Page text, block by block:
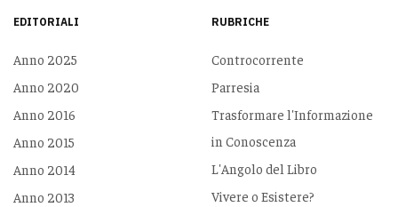
EDITORIALI
Anno 2025
Anno 2020
Anno 2016
Anno 2015
Anno 2014
Anno 2013
RUBRICHE
Controcorrente
Parresia
Trasformare l'Informazione
in Conoscenza
L'Angolo del Libro
Vivere o Esistere?